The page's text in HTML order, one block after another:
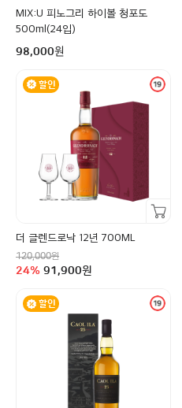
MIX:U 피노그리 하이볼 청포도
500ml(24입)
98,000원
할인
더 글렌드로낙 12년 700ML
120,000원
할인율
24%
구매금액
91,900원
할인